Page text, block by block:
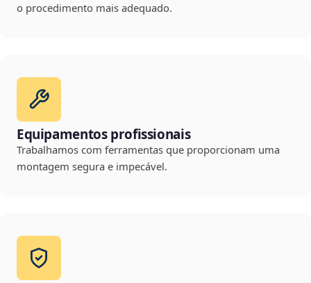
o procedimento mais adequado.
Equipamentos profissionais
Trabalhamos com ferramentas que proporcionam uma
montagem segura e impecável.